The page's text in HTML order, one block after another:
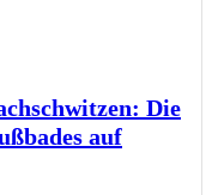
Die
auf